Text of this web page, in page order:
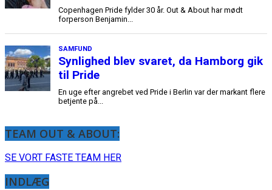
Copenhagen Pride fylder 30 år. Out & About har mødt
forperson Benjamin...
SAMFUND
Synlighed blev svaret, da Hamborg gik
til Pride
En uge efter angrebet ved Pride i Berlin var der markant flere
betjente på...
TEAM OUT & ABOUT:
SE VORT FASTE TEAM HER
INDLÆG